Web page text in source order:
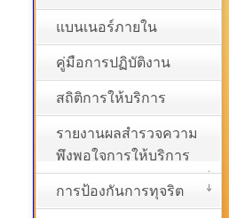
แบนเนอร์ภายใน
คู่มือการปฏิบัติงาน
สถิติการให้บริการ
รายงานผลสำรวจความ
พึงพอใจการให้บริการ
การป้องกันการทุจริต